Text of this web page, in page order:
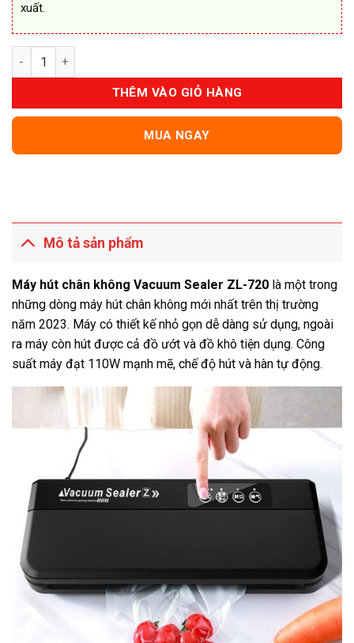
xuất.
Máy Hút Chân Không Vacuum Sealer ZL-720 Cao Cấp số lượng
THÊM VÀO GIỎ HÀNG
MUA NGAY
Mô tả sản phẩm
Máy hút chân không Vacuum Sealer ZL-720 là một trong
những dòng máy hút chân không mới nhất trên thị trường
năm 2023. Máy có thiết kế nhỏ gọn dễ dàng sử dụng, ngoài
ra máy còn hút được cả đồ ướt và đồ khô tiện dụng. Công
suất máy đạt 110W mạnh mẽ, chế độ hút và hàn tự động.